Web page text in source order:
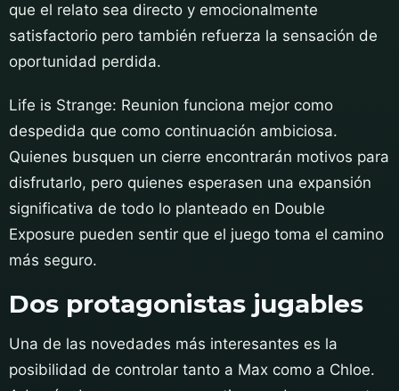
que el relato sea directo y emocionalmente
satisfactorio pero también refuerza la sensación de
oportunidad perdida.
Life is Strange: Reunion funciona mejor como
despedida que como continuación ambiciosa.
Quienes busquen un cierre encontrarán motivos para
disfrutarlo, pero quienes esperasen una expansión
significativa de todo lo planteado en Double
Exposure pueden sentir que el juego toma el camino
más seguro.
Dos protagonistas jugables
Una de las novedades más interesantes es la
posibilidad de controlar tanto a Max como a Chloe.